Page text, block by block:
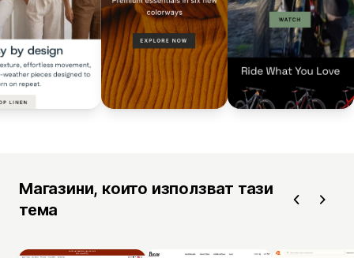
Магазини, които използват тази
тема